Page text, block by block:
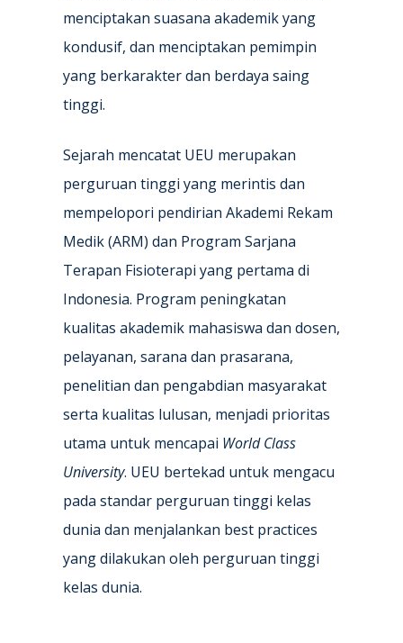
menciptakan suasana akademik yang
kondusif, dan menciptakan pemimpin
yang berkarakter dan berdaya saing
tinggi.
Sejarah mencatat UEU merupakan
perguruan tinggi yang merintis dan
mempelopori pendirian Akademi Rekam
Medik (ARM) dan Program Sarjana
Terapan Fisioterapi yang pertama di
Indonesia. Program peningkatan
kualitas akademik mahasiswa dan dosen,
pelayanan, sarana dan prasarana,
penelitian dan pengabdian masyarakat
serta kualitas lulusan, menjadi prioritas
utama untuk mencapai World Class
University. UEU bertekad untuk mengacu
pada standar perguruan tinggi kelas
dunia dan menjalankan best practices
yang dilakukan oleh perguruan tinggi
kelas dunia.